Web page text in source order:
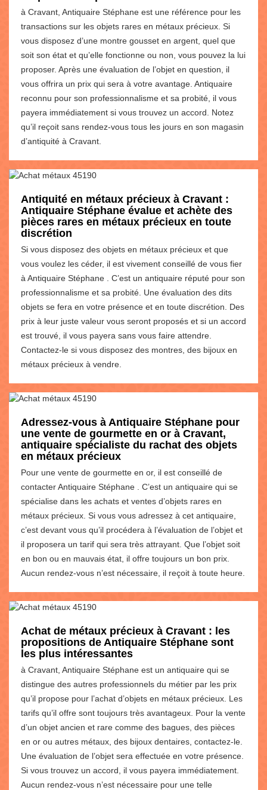
à Cravant, Antiquaire Stéphane est une référence pour les
transactions sur les objets rares en métaux précieux. Si
vous disposez d’une montre gousset en argent, quel que
soit son état et qu’elle fonctionne ou non, vous pouvez la lui
proposer. Après une évaluation de l’objet en question, il
vous offrira un prix qui sera à votre avantage. Antiquaire
reconnu pour son professionnalisme et sa probité, il vous
payera immédiatement si vous trouvez un accord. Notez
qu’il reçoit sans rendez-vous tous les jours en son magasin
d’antiquité à Cravant.
Antiquité en métaux précieux à Cravant :
Antiquaire Stéphane évalue et achète des
pièces rares en métaux précieux en toute
discrétion
Si vous disposez des objets en métaux précieux et que
vous voulez les céder, il est vivement conseillé de vous fier
à Antiquaire Stéphane . C’est un antiquaire réputé pour son
professionnalisme et sa probité. Une évaluation des dits
objets se fera en votre présence et en toute discrétion. Des
prix à leur juste valeur vous seront proposés et si un accord
est trouvé, il vous payera sans vous faire attendre.
Contactez-le si vous disposez des montres, des bijoux en
métaux précieux à vendre.
Adressez-vous à Antiquaire Stéphane pour
une vente de gourmette en or à Cravant,
antiquaire spécialiste du rachat des objets
en métaux précieux
Pour une vente de gourmette en or, il est conseillé de
contacter Antiquaire Stéphane . C’est un antiquaire qui se
spécialise dans les achats et ventes d’objets rares en
métaux précieux. Si vous vous adressez à cet antiquaire,
c’est devant vous qu’il procédera à l’évaluation de l’objet et
il proposera un tarif qui sera très attrayant. Que l’objet soit
en bon ou en mauvais état, il offre toujours un bon prix.
Aucun rendez-vous n’est nécessaire, il reçoit à toute heure.
Achat de métaux précieux à Cravant : les
propositions de Antiquaire Stéphane sont
les plus intéressantes
à Cravant, Antiquaire Stéphane est un antiquaire qui se
distingue des autres professionnels du métier par les prix
qu’il propose pour l’achat d’objets en métaux précieux. Les
tarifs qu’il offre sont toujours très avantageux. Pour la vente
d’un objet ancien et rare comme des bagues, des pièces
en or ou autres métaux, des bijoux dentaires, contactez-le.
Une évaluation de l’objet sera effectuée en votre présence.
Si vous trouvez un accord, il vous payera immédiatement.
Aucun rendez-vous n’est nécessaire pour une telle